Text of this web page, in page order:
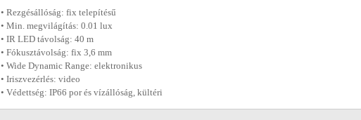
• Rezgésállóság: fix telepítésű
• Min. megvilágítás: 0.01 lux
• IR LED távolság: 40 m
• Fókusztávolság: fix 3,6 mm
• Wide Dynamic Range: elektronikus
• Iriszvezérlés: video
• Védettség: IP66 por és vízállóság, kültéri